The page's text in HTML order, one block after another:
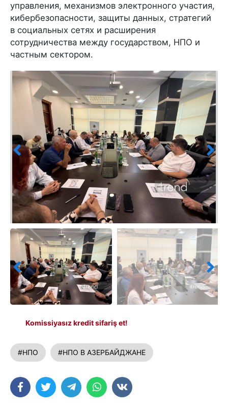
управления, механизмов электронного участия,
кибербезопасности, защиты данных, стратегий
в социальных сетях и расширения
сотрудничества между государством, НПО и
частным сектором.
Komissiyasız kredit sifariş et!
#НПО #НПО В АЗЕРБАЙДЖАНЕ